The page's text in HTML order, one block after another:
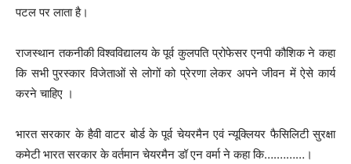
पटल पर लाता है।
राजस्थान तकनीकी विश्वविद्यालय के पूर्व कुलपति प्रोफेसर एनपी कौशिक ने कहा
कि सभी पुरस्कार विजेताओं से लोगों को प्रेरणा लेकर अपने जीवन में ऐसे कार्य
करने चाहिए ‌।
भारत सरकार के हैवी वाटर बोर्ड के पूर्व चेयरमैन एवं न्यूक्लियर फैसिलिटी सुरक्षा
कमेटी भारत सरकार के वर्तमान चेयरमैन डॉ एन वर्मा ने कहा कि….………।